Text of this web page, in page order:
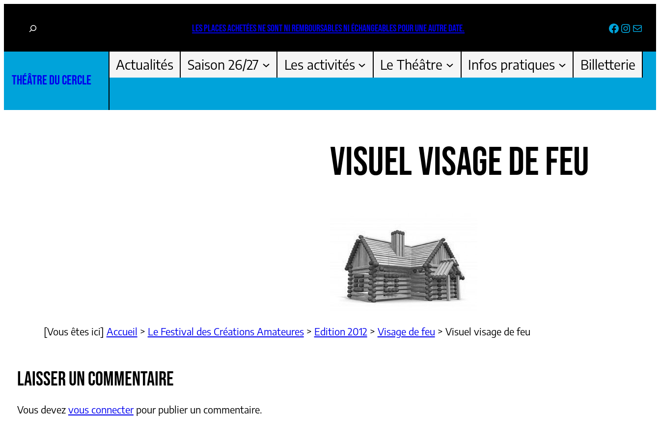
Rechercher LES PLACES ACHETÉES NE SONT NI REMBOURSABLES NI ÉCHANGEABLES POUR UNE AUTRE DATE. Facebook
THÉÂTRE DU CERCLE
Actualités Saison 26/27 Les activités Le Théâtre Infos pratiques Billetterie
VISUEL VISAGE DE FEU
[Vous êtes ici] Accueil > Le Festival des Créations Amateures> Edition 2012 > Visage de feu > Visuel visage de feu
LAISSER UN COMMENTAIRE
Vous devez vous connecterpour publier un commentaire.